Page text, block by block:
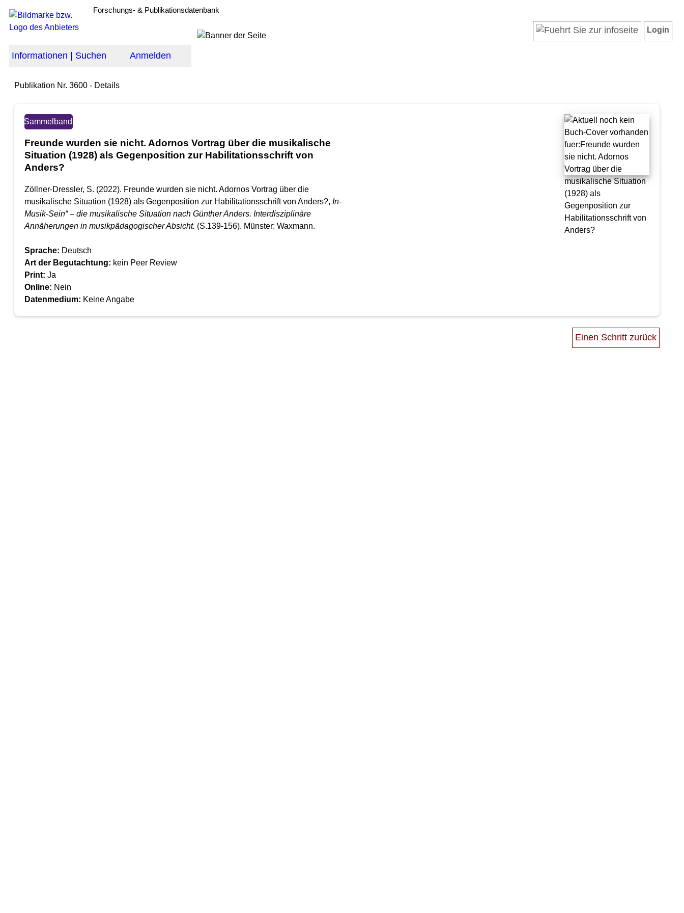
Forschungs- & Publikationsdatenbank
Informationen | Suchen Anmelden
Login
Publikation Nr. 3600 - Details
Sammelband
Freunde wurden sie nicht. Adornos Vortrag über die musikalische
Situation (1928) als Gegenposition zur Habilitationsschrift von
Anders?
Zöllner-Dressler, S. (2022). Freunde wurden sie nicht. Adornos Vortrag über die
musikalische Situation (1928) als Gegenposition zur Habilitationsschrift von Anders?, In-
Musik-Sein“ – die musikalische Situation nach Günther Anders. Interdisziplinäre
Annäherungen in musikpädagogischer Absicht. (S.139-156). Münster: Waxmann.
Sprache: Deutsch
Art der Begutachtung: kein Peer Review
Print: Ja
Online: Nein
Datenmedium: Keine Angabe